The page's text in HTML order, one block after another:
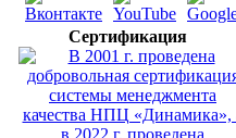
Сертификация